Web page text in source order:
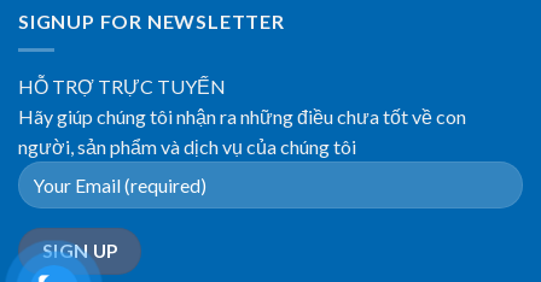
SIGNUP FOR NEWSLETTER
HỖ TRỢ TRỰC TUYẾN
Hãy giúp chúng tôi nhận ra những điều chưa tốt về con
người, sản phẩm và dịch vụ của chúng tôi